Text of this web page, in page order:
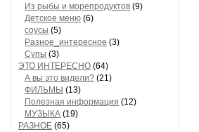
Из рыбы и морепродуктов (9)
Детское меню (6)
соусы (5)
Разное_интересное (3)
Супы (3)
ЭТО ИНТЕРЕСНО (64)
А вы это видели? (21)
ФИЛЬМЫ (13)
Полезная информация (12)
МУЗЫКА (19)
РАЗНОЕ (65)